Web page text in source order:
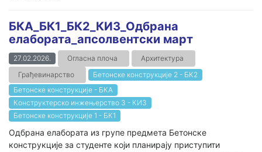
БКА_БК1_БК2_КИ3_Одбрана
елабората_апсолвентски март
27.02.2026. Огласна плоча
Архитектура
Грађевинарство
Бетонске конструкције 2 - БК2
Бетонске конструкције - БКА
Конструктерско инжењерство 3 - КИ3
Бетонске конструкције 1 - БК1
Одбрана елабората из групе предмета Бетонске
конструкције за студенте који планирају приступити